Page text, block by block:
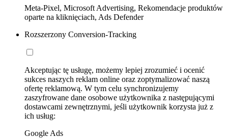
Meta-Pixel, Microsoft Advertising, Rekomendacje produktów
oparte na kliknięciach, Ads Defender
Rozszerzony Conversion-Tracking
Akceptując tę usługę, możemy lepiej zrozumieć i ocenić
sukces naszych reklam online oraz zoptymalizować naszą
ofertę reklamową. W tym celu synchronizujemy
zaszyfrowane dane osobowe użytkownika z następującymi
dostawcami zewnętrznymi, jeśli użytkownik korzysta już z
ich usług:
Google Ads